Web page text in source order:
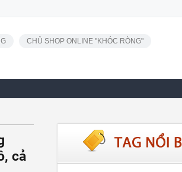
CHỦ SHOP ONLINE "KHÓC RÒNG"
cả